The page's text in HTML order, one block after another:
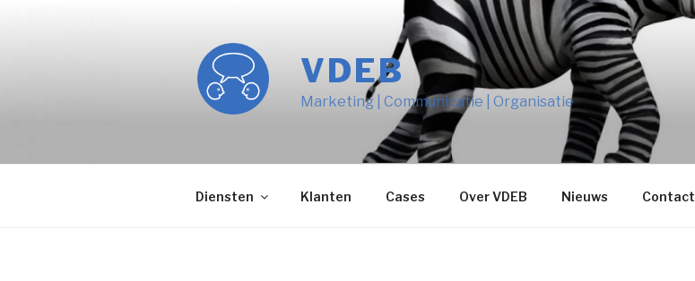
VDEB
Marketing | Communicatie | Organisatie
Diensten Klanten Cases Over VDEB Nieuws Contact